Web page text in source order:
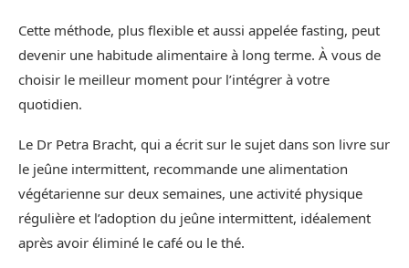
Cette méthode, plus flexible et aussi appelée fasting, peut
devenir une habitude alimentaire à long terme. À vous de
choisir le meilleur moment pour l’intégrer à votre
quotidien.
Le Dr Petra Bracht, qui a écrit sur le sujet dans son livre sur
le jeûne intermittent, recommande une alimentation
végétarienne sur deux semaines, une activité physique
régulière et l’adoption du jeûne intermittent, idéalement
après avoir éliminé le café ou le thé.